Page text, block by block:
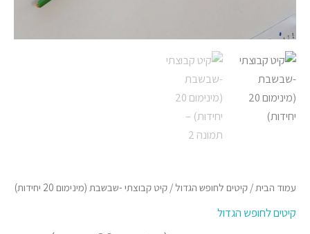
עמוד הבית/ קיטים לחופש הגדול/ קיט קבוצתי -שבשבת (מינימום 20 יחידות)
קיטים לחופש הגדול